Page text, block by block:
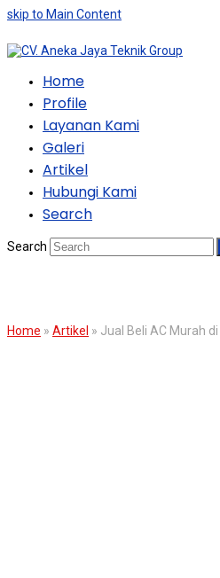
skip to Main Content
Home
Profile
Layanan Kami
Galeri
Artikel
Hubungi Kami
Search
Search
Home » Artikel » Jual Beli AC Murah